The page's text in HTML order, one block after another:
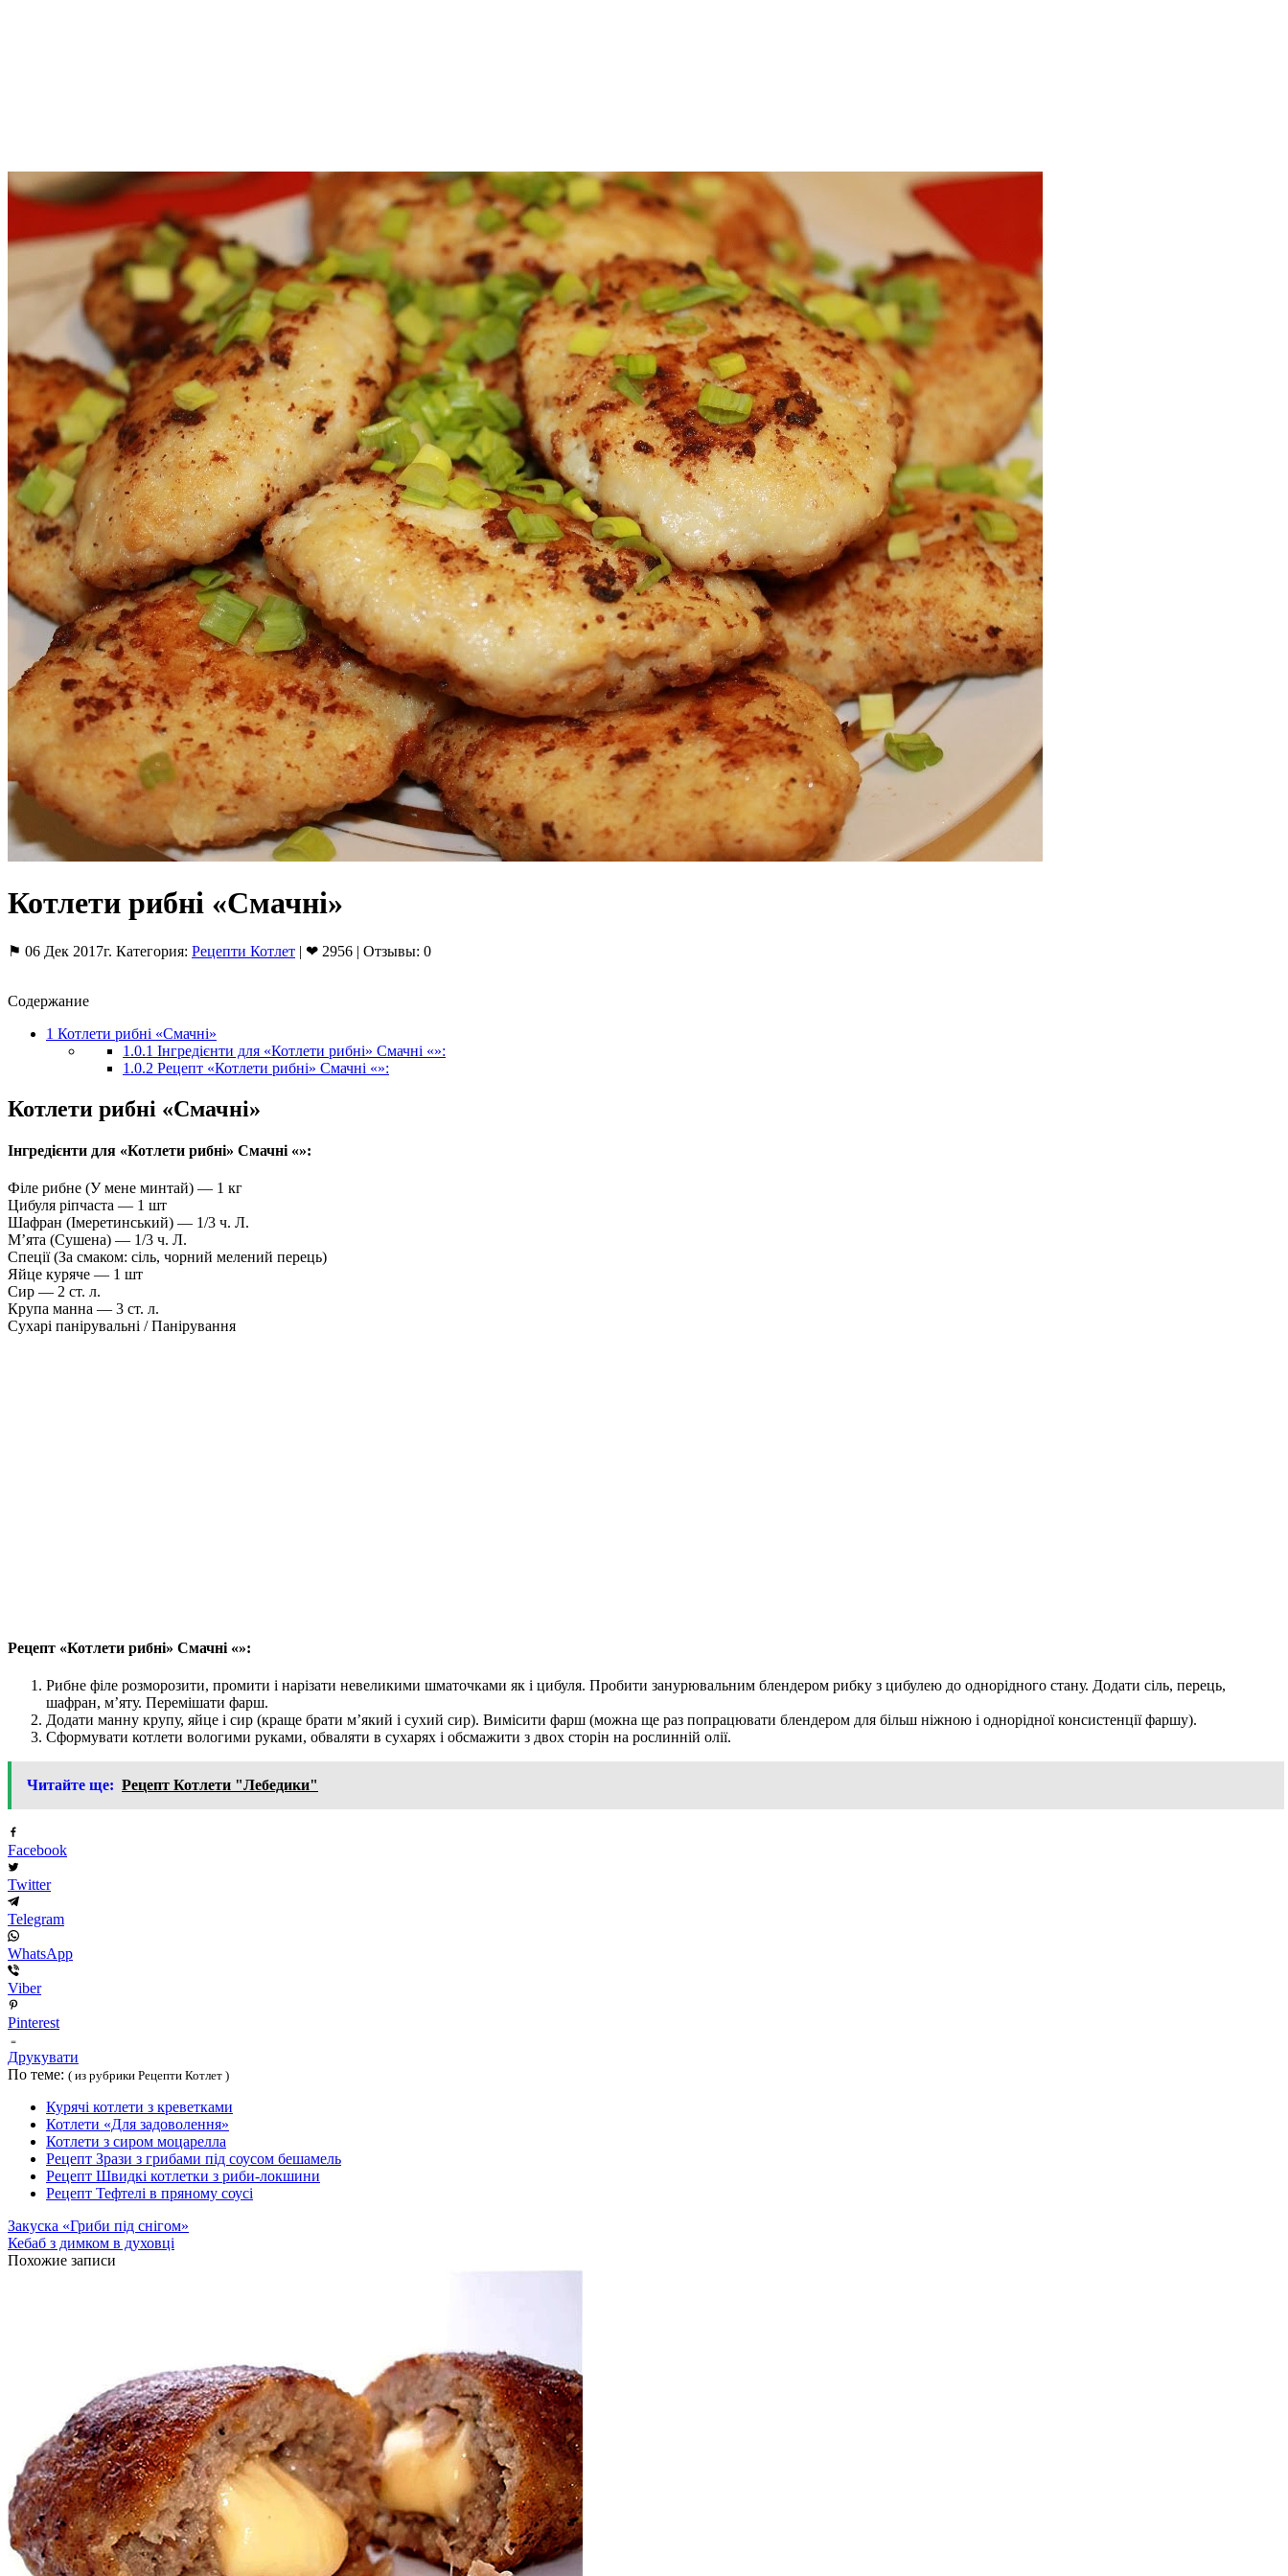
Котлети рибні «Смачні»
⚑ 06 Дек 2017г. Категория: Рецепти Котлет | ❤ 2956 | Отзывы: 0
Содержание
1 Котлети рибні «Смачні»
1.0.1 Інгредієнти для «Котлети рибні» Смачні «»:
1.0.2 Рецепт «Котлети рибні» Смачні «»:
Котлети рибні «Смачні»
Інгредієнти для «Котлети рибні» Смачні «»:
Філе рибне (У мене минтай) — 1 кг
Цибуля ріпчаста — 1 шт
Шафран (Імеретинський) — 1/3 ч. Л.
М’ята (Сушена) — 1/3 ч. Л.
Спеції (За смаком: сіль, чорний мелений перець)
Яйце куряче — 1 шт
Сир — 2 ст. л.
Крупа манна — 3 ст. л.
Сухарі панірувальні / Панірування
Рецепт «Котлети рибні» Смачні «»:
Рибне філе розморозити, промити і нарізати невеликими шматочками як і цибуля. Пробити занурювальним блендером рибку з цибулею до однорідного стану. Додати сіль, перець,
шафран, м’яту. Перемішати фарш.
Додати манну крупу, яйце і сир (краще брати м’який і сухий сир). Вимісити фарш (можна ще раз попрацювати блендером для більш ніжною і однорідної консистенції фаршу).
Сформувати котлети вологими руками, обваляти в сухарях і обсмажити з двох сторін на рослинній олії.
Читайте ще: Рецепт Котлети "Лебедики"
Facebook
Twitter
Telegram
WhatsApp
Viber
Pinterest
Друкувати
По теме: ( из рубрики Рецепти Котлет )
Курячі котлети з креветками
Котлети «Для задоволення»
Котлети з сиром моцарелла
Рецепт Зрази з грибами під соусом бешамель
Рецепт Швидкі котлетки з риби-локшини
Рецепт Тефтелі в пряному соусі
Закуска «Гриби під снігом»
Кебаб з димком в духовці
Похожие записи